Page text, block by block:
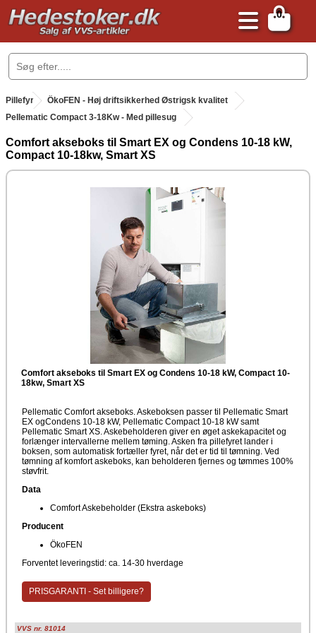
0
.
Pillefyr . ÖkoFEN - Høj driftsikkerhed Østrigsk kvalitet
Pellematic Compact 3-18Kw - Med pillesug
Comfort akseboks til Smart EX og Condens 10-18 kW,
Compact 10-18kw, Smart XS
Comfort akseboks til Smart EX og Condens 10-18 kW, Compact 10-
18kw, Smart XS
Pellematic Comfort akseboks. Askeboksen passer til Pellematic Smart
EX ogCondens 10-18 kW, Pellematic Compact 10-18 kW samt
Pellematic Smart XS. Askebeholderen giver en øget askekapacitet og
forlænger intervallerne mellem tøming. Asken fra pillefyret lander i
boksen, som automatisk fortæller fyret, når det er tid til tømning. Ved
tømning af komfort askeboks, kan beholderen fjernes og tømmes 100%
støvfrit.
Data
Comfort Askebeholder (Ekstra askeboks)
Producent
ÖkoFEN
Forventet leveringstid: ca. 14-30 hverdage
PRISGARANTI - Set billigere?
VVS nr. 81014